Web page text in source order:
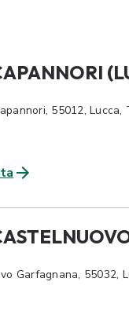
55012, Lucca,
Garfagnana, 55032,